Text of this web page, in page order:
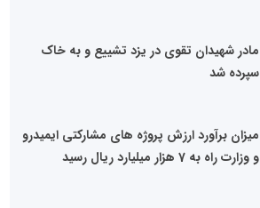
مادر شهیدان تقوی در یزد تشییع و به خاک
سپرده شد
میزان برآورد ارزش پروژه های مشارکتی ایمیدرو
و وزارت راه به 7 هزار میلیارد ریال رسید